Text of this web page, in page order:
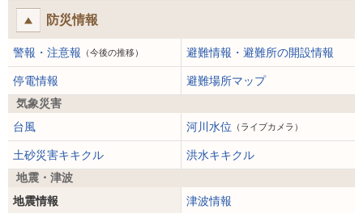
防災情報
警報・注意報 （今後の推移） 避難情報・避難所の開設情報
停電情報
避難場所マップ
気象災害
台風
河川水位 （ライブカメラ）
土砂災害キキクル
洪水キキクル
地震・津波
地震情報
津波情報